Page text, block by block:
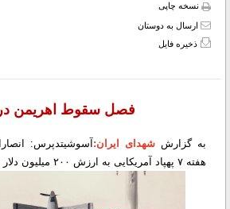
نسخه چاپی
ارسال به دوستان
ذخیره فایل
فصل سقوط اهریمن
به گزارششهدای ایران:
هفته ۷ پهپاد آمریکایی به ارزش ۲۰۰ میلیون دلار را سرنگون کرده است.